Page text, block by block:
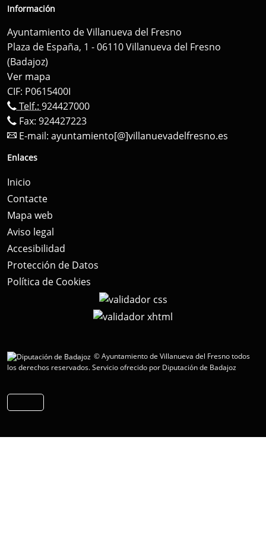
Información
Ayuntamiento de Villanueva del Fresno
Plaza de España, 1 - 06110 Villanueva del Fresno
(Badajoz)
Ver mapa
CIF: P0615400I
Telf.: 924427000
Fax: 924427223
E-mail: ayuntamiento[@]villanuevadelfresno.es
Enlaces
Inicio
Contacte
Mapa web
Aviso legal
Accesibilidad
Protección de Datos
Política de Cookies
© Ayuntamiento de Villanueva del Fresno todos
los derechos reservados.Servicio ofrecido por Diputación de Badajoz